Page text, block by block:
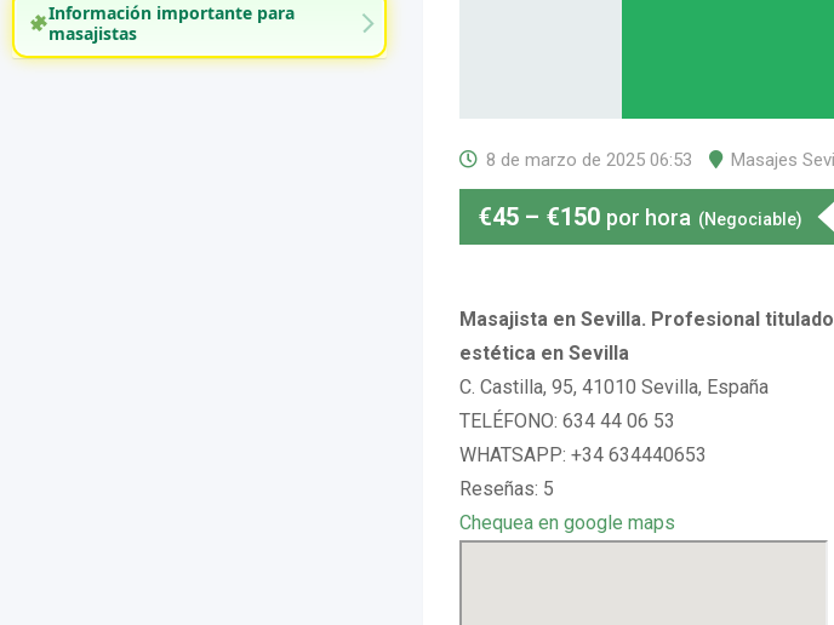
Información importante para
masajistas
8 de marzo de 2025 06:53 Masajes
€45 – €150 por hora (Negociable)
Masajista en Sevilla. Profesional
estética en Sevilla
C. Castilla, 95, 41010 Sevilla, España
TELÉFONO: 634 44 06 53
WHATSAPP: +34 634440653
Reseñas: 5
Chequea en google maps